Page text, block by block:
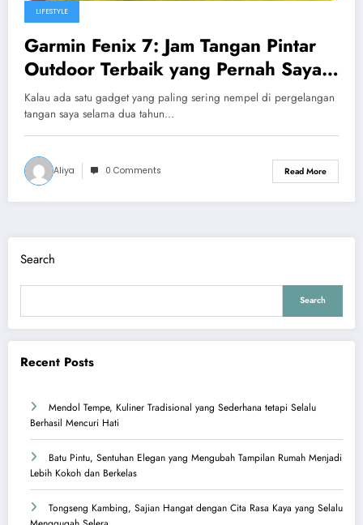
LIFESTYLE
Garmin Fenix 7: Jam Tangan Pintar
Outdoor Terbaik yang Pernah Saya
Pakai”
Kalau ada satu gadget yang paling sering nempel di pergelangan
tangan saya selama dua tahun…
Aliya 0 Comments Read More
Search
Search
Recent Posts
Mendol Tempe, Kuliner Tradisional yang Sederhana tetapi Selalu
Berhasil Mencuri Hati
Batu Pintu, Sentuhan Elegan yang Mengubah Tampilan Rumah Menjadi
Lebih Kokoh dan Berkelas
Tongseng Kambing, Sajian Hangat dengan Cita Rasa Kaya yang Selalu